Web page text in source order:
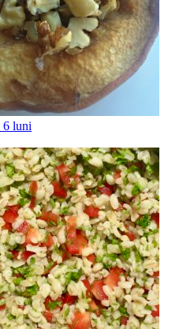
6 luni